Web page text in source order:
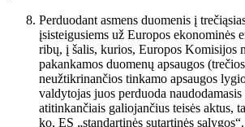
Perduodant asmens duomenis į
įsisteigusiems už Europos ekonominės
ribų, į šalis, kurios, Europos Komisijos
pakankamos duomenų apsaugos
neužtikrinančios tinkamo apsaugos
valdytojas juos perduoda naudodamasis
atitinkančiais galiojančius teisės aktus,
ko, ES „standartinės sutartinės sąlygos“.